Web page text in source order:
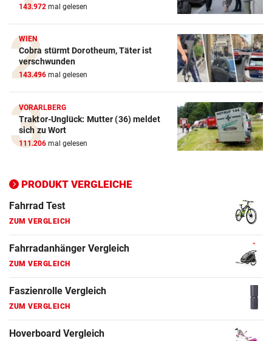
143.972 mal gelesen
WIEN
Cobra stürmt Dorotheum, Täter ist
verschwunden
143.496 mal gelesen
VORARLBERG
Traktor-Unglück: Mutter (36) meldet
sich zu Wort
111.206 mal gelesen
PRODUKT VERGLEICHE
ZUM VERGLEICH
Crosstrainer Vergleich
ZUM VERGLEICH
E-Bike Vergleich
ZUM VERGLEICH
Elektro-Scooter Vergleich
ZUM VERGLEICH
ZUM VERGLEICH
Fahrrad Test
ZUM VERGLEICH
Fahrradanhänger Vergleich
ZUM VERGLEICH
Faszienrolle Vergleich
ZUM VERGLEICH
Hoverboard Vergleich